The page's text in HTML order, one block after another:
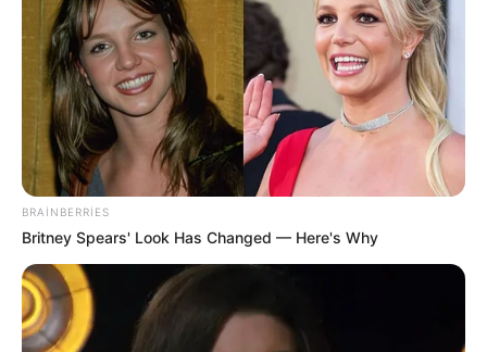
BRAINBERRIES
Britney Spears' Look Has Changed — Here's Why